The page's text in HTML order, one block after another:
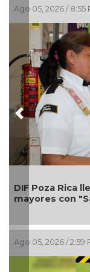
2026 / 8:55 PM
Rica lleva
con "Sazón y
2026 / 2:59 PM
Previous